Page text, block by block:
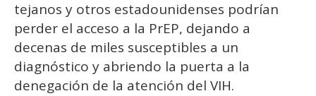
tejanos y otros estadounidenses podrían
perder el acceso a la PrEP, dejando a
decenas de miles susceptibles a un
diagnóstico y abriendo la puerta a la
denegación de la atención del VIH.